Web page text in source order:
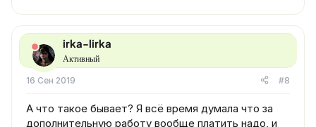
irka-lirka
Активный
16 Сен 2019 #8
А что такое бывает? Я всё время думала что за
дополнительную работу вообще платить надо, и